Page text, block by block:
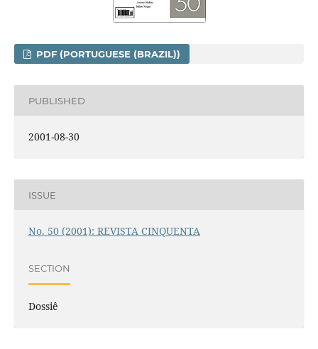
PDF (PORTUGUESE (BRAZIL))
PUBLISHED
2001-08-30
ISSUE
No. 50 (2001): REVISTA CINQUENTA
SECTION
Dossiê